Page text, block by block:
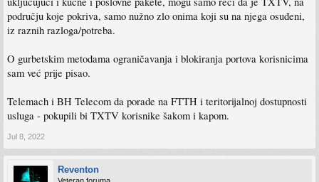
području koje pokriva, samo nužno zlo onima koji su na njega osuđeni,
iz raznih razloga/potreba.
O gurbetskim metodama ograničavanja i blokiranja portova korisnicima
sam već prije pisao.
Telemach i BH Telecom da porade na FTTH i teritorijalnoj dostupnosti
usluga - pokupili bi TXTV korisnike šakom i kapom.
Jul 8, 2022
Reventon